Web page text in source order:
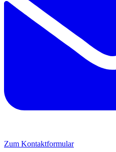
Zum Kontaktformular